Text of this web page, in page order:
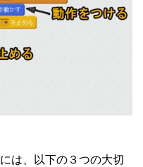
は、以下の３つの大切